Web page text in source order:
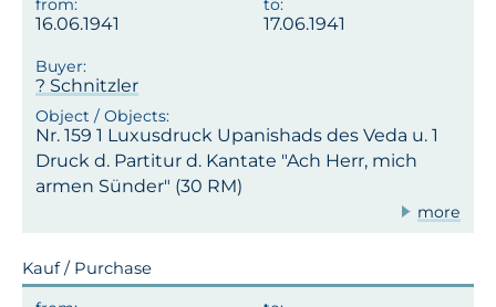
16.06.1941 17.06.1941
? Schnitzler
Nr. 159 1 Luxusdruck Upanishads des Veda u. 1
Druck d. Partitur d. Kantate "Ach Herr, mich
armen Sünder" (30 RM)
more
Kauf / Purchase